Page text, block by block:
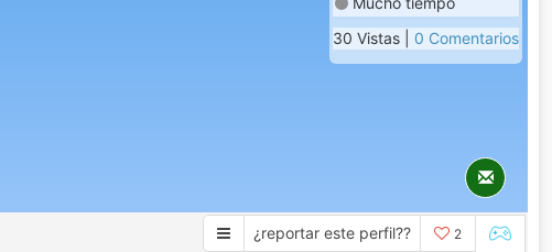
30 Vistas | 0 Comentarios
¿reportar este perfil?? 2